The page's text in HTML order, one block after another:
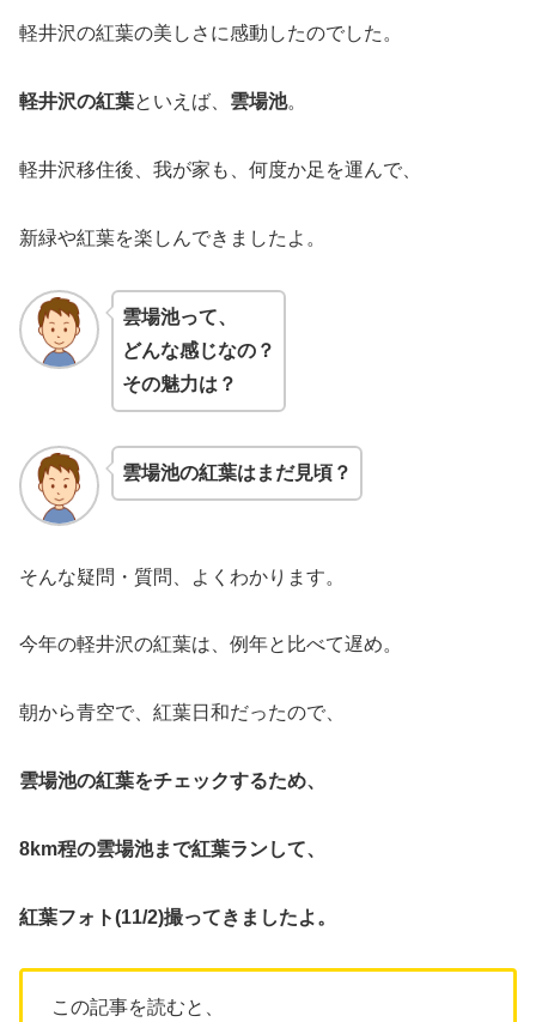
軽井沢の紅葉の美しさに感動したのでした。
軽井沢の紅葉といえば、 雲場池。
軽井沢移住後、我が家も、何度か足を運んで、
新緑や紅葉を楽しんできましたよ。
雲場池って、
どんな感じなの？
その魅力は？
雲場池の紅葉はまだ見頃？
そんな疑問・質問、よくわかります。
今年の軽井沢の紅葉は、例年と比べて遅め。
朝から青空で、紅葉日和だったので、
雲場池の紅葉をチェックするため、
8km程の雲場池まで紅葉ランして、
紅葉フォト(11/2)撮ってきましたよ。
この記事を読むと、